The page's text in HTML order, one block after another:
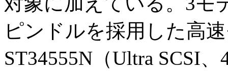
ピンドルを採用した高
ST34555N（Ultra SCSI